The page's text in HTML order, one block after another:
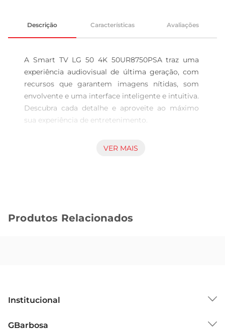
Descrição Características Avaliações
A Smart TV LG 50 4K 50UR8750PSA traz uma
experiência audiovisual de última geração, com
recursos que garantem imagens nítidas, som
envolvente e uma interface inteligente e intuitiva.
Descubra cada detalhe e aproveite ao máximo
sua experiência de entretenimento.
Principais Funcionalidades:
áudio é ajustado automaticamente para oferecer
filmes, músicas e jogos.
VER MAIS
Produtos Relacionados
Institucional
GBarbosa